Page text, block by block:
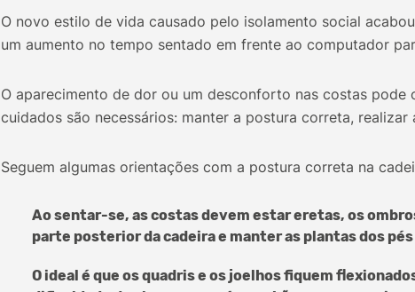
O novo estilo de vida causado pelo isolamento social
um aumento no tempo sentado em frente ao computador
O aparecimento de dor ou um desconforto nas costas pode
cuidados são necessários: manter a postura correta,
Seguem algumas orientações com a postura correta na
Ao sentar-se, as costas devem estar eretas, os
parte posterior da cadeira e manter as plantas dos pés
O ideal é que os quadris e os joelhos fiquem